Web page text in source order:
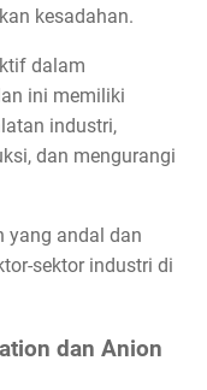
kesadahan.
dalam
ini memiliki
industri,
dan mengurangi
yang andal dan
sektor industri di
dan Anion